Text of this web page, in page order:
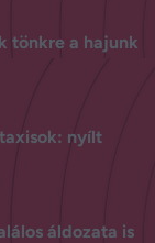
tönkre a hajunk
nyílt
áldozata is